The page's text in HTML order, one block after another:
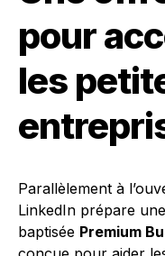
pour
les
Parallèlement à
LinkedIn prépare
baptisée Premium